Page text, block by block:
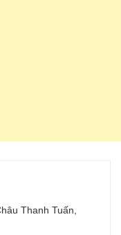
Thanh Tuấn,